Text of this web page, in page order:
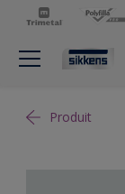
Produit